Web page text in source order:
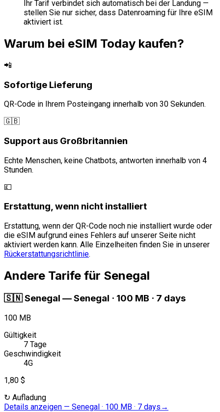
Ihr Tarif verbindet sich automatisch bei der Landung —
stellen Sie nur sicher, dass Datenroaming für Ihre eSIM
aktiviert ist.
Warum bei eSIM Today kaufen?
📲
Sofortige Lieferung
QR-Code in Ihrem Posteingang innerhalb von 30 Sekunden.
🇬🇧
Support aus Großbritannien
Echte Menschen, keine Chatbots, antworten innerhalb von 4
Stunden.
💷
Erstattung, wenn nicht installiert
Erstattung, wenn der QR-Code noch nie installiert wurde oder
die eSIM aufgrund eines Fehlers auf unserer Seite nicht
aktiviert werden kann. Alle Einzelheiten finden Sie in unserer
Rückerstattungsrichtlinie.
Andere Tarife für Senegal
🇸🇳Senegal —Senegal · 100 MB · 7 days
100 MB
Gültigkeit
7 Tage
Geschwindigkeit
4G
1,80 $
↻ Aufladung
Details anzeigen — Senegal · 100 MB · 7 days →